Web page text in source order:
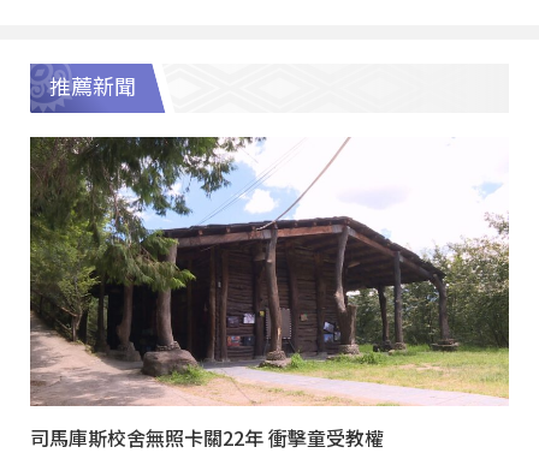
推薦新聞
司馬庫斯校舍無照卡關22年 衝擊童受教權